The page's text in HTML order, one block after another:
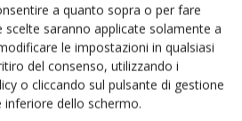
a quanto sopra o per fare
scelte saranno applicate solamente a
le impostazioni in qualsiasi
del consenso, utilizzando i
o cliccando sul pulsante di gestione
dello schermo.
sul mondo